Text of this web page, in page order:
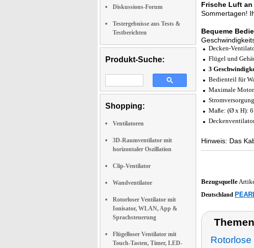
Diskussions-Forum
Testergebnisse aus Tests &
Testberichten
Produkt-Suche:
Shopping:
Ventilatoren
3D-Raumventilator mit
horizontaler Oszillation
Clip-Ventilator
Wandventilator
Rotorloser Ventilator mit
Ionisator, WLAN, App &
Sprachsteuerung
Flügelloser Ventilator mit
Touch-Tasten, Timer, LED-
Frische Luft
Sommertagen!
Bequeme
Decken-
Flügel und
3
Bedienteil für
Maximale
Maße: (Ø x H):
Hinweis: Das
Bezugsquelle
Deutschland
Rotorlose